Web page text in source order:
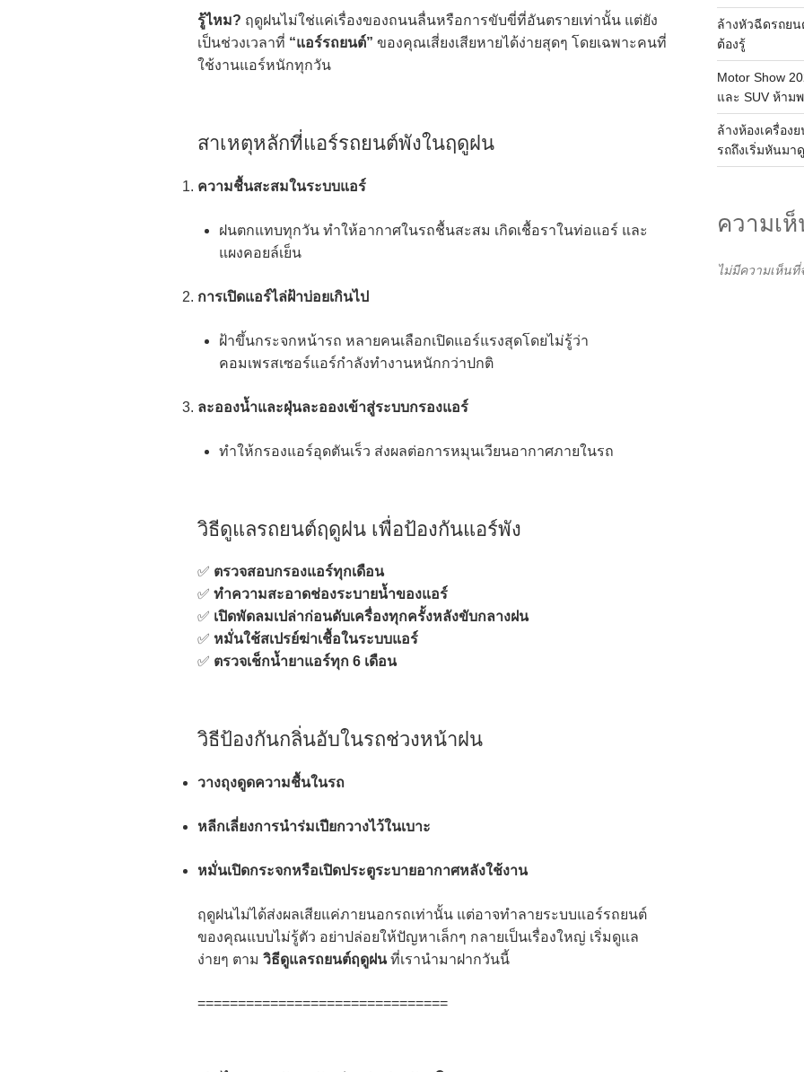
รู้ไหม? ฤดูฝนไม่ใช่แค่เรื่องของถนนลื่นหรือการขับขี่ที่อันตรายเท่านั้น แต่ยัง
เป็นช่วงเวลาที่ “แอร์รถยนต์” ของคุณเสี่ยงเสียหายได้ง่ายสุดๆ โดยเฉพาะคนที่
ใช้งานแอร์หนักทุกวัน
สาเหตุหลักที่แอร์รถยนต์พังในฤดูฝน
ความชื้นสะสมในระบบแอร์
ฝนตกแทบทุกวัน ทำให้อากาศในรถชื้นสะสม เกิดเชื้อราในท่อแอร์ และ
แผงคอยล์เย็น
การเปิดแอร์ไล่ฝ้าบ่อยเกินไป
ฝ้าขึ้นกระจกหน้ารถ หลายคนเลือกเปิดแอร์แรงสุดโดยไม่รู้ว่า
คอมเพรสเซอร์แอร์กำลังทำงานหนักกว่าปกติ
ละอองน้ำและฝุ่นละอองเข้าสู่ระบบกรองแอร์
ทำให้กรองแอร์อุดตันเร็ว ส่งผลต่อการหมุนเวียนอากาศภายในรถ
วิธีดูแลรถยนต์ฤดูฝน เพื่อป้องกันแอร์พัง
✅ ตรวจสอบกรองแอร์ทุกเดือน
✅ ทำความสะอาดช่องระบายน้ำของแอร์
✅ เปิดพัดลมเปล่าก่อนดับเครื่องทุกครั้งหลังขับกลางฝน
✅ หมั่นใช้สเปรย์ฆ่าเชื้อในระบบแอร์
✅ ตรวจเช็กน้ำยาแอร์ทุก 6 เดือน
วิธีป้องกันกลิ่นอับในรถช่วงหน้าฝน
วางถุงดูดความชื้นในรถ
หลีกเลี่ยงการนำร่มเปียกวางไว้ในเบาะ
หมั่นเปิดกระจกหรือเปิดประตูระบายอากาศหลังใช้งาน
ฤดูฝนไม่ได้ส่งผลเสียแค่ภายนอกรถเท่านั้น แต่อาจทำลายระบบแอร์รถยนต์
ของคุณแบบไม่รู้ตัว อย่าปล่อยให้ปัญหาเล็กๆ กลายเป็นเรื่องใหญ่ เริ่มดูแล
ง่ายๆ ตาม วิธีดูแลรถยนต์ฤดูฝนที่เรานำมาฝากวันนี้
===============================
ล้างหัวฉีดรถยน
ต้องรู้
Motor Show
และ SUV ห้าม
ล้างห้องเครื่อง
รถถึงเริ่มหันม
ความเ
ไม่มีความเห็นที่